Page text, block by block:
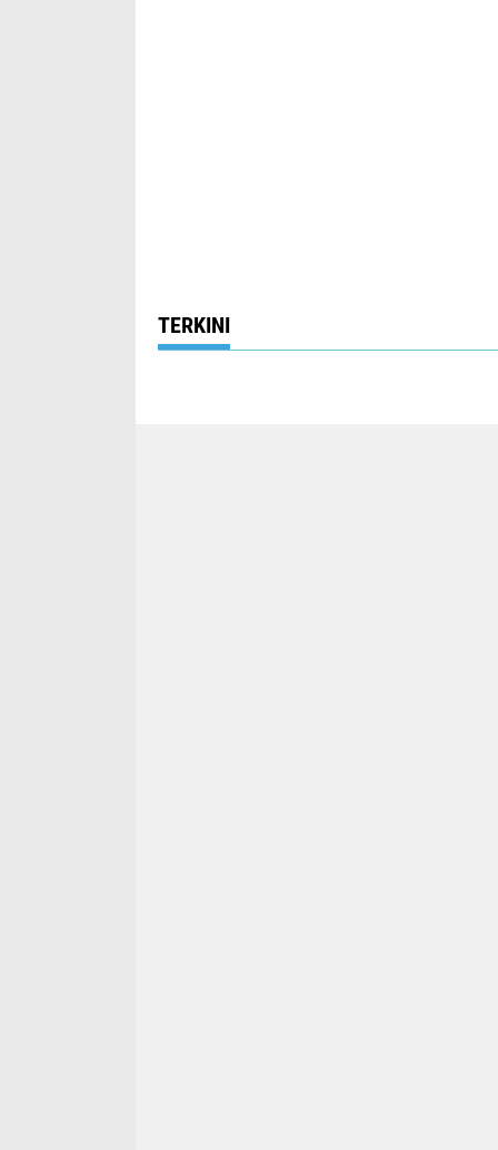
TERKINI